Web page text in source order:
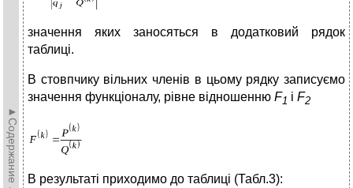
►Содержание►
значення яких заносяться в додатковий рядок
таблиці.
В стовпчику вільних членів в цьому рядку записуємо
значення функціоналу, рівне відношенню F1 i F2
В результаті приходимо до таблиці (Табл.3):